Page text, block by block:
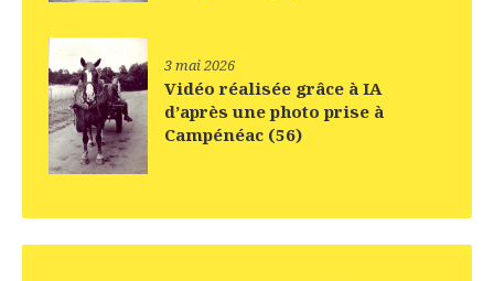
3 mai 2026
Vidéo réalisée grâce à IA
d’après une photo prise à
Campénéac (56)